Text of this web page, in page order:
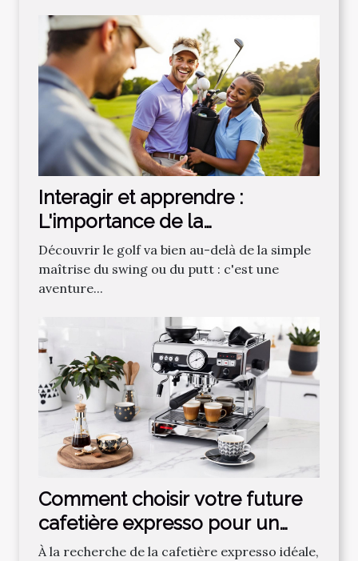
Interagir et apprendre :
L'importance de la
communauté dans
l'apprentissage du golf
Découvrir le golf va bien au-delà de la simple
maîtrise du swing ou du putt : c'est une
aventure...
Comment choisir votre future
cafetière expresso pour un
café parfait ?
À la recherche de la cafetière expresso idéale,